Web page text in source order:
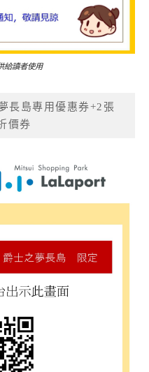
給讀者使用
長島專用優惠券+2張
價券